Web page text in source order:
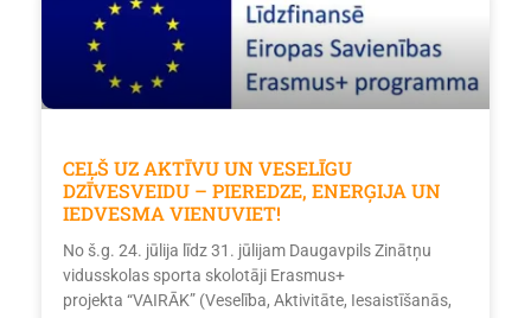
CEĻŠ UZ AKTĪVU UN VESELĪGU
DZĪVESVEIDU – PIEREDZE, ENERĢIJA UN
IEDVESMA VIENUVIET!
No š.g. 24. jūlija līdz 31. jūlijam Daugavpils Zinātņu
vidusskolas sporta skolotāji Erasmus+
projekta “VAIRĀK” (Veselība, Aktivitāte, Iesaistīšanās,